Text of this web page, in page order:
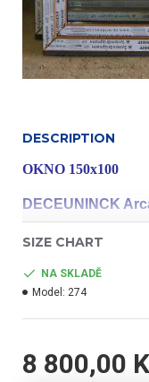
DESCRIPTION
OKNO 150x100
DECEUNINCK
profil třídy "A"
- dvoukřídlé
SIZE CHART
NA SKLADĚ
Model: 274
8 800,00